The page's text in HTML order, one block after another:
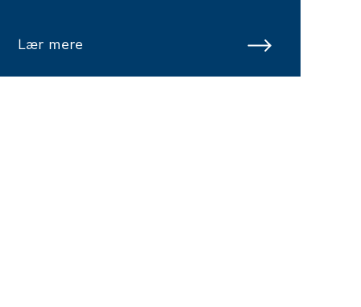
online, når det passer dig. Du får
Lær mere